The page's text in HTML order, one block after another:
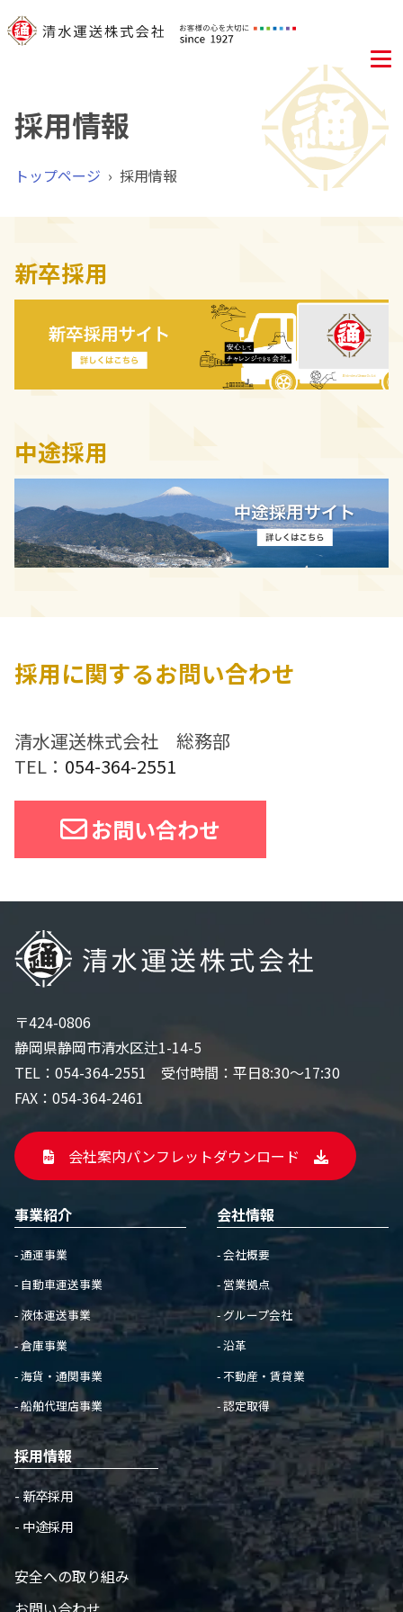
採用情報
トップページ › 採用情報
新卒採用
中途採用
採用に関するお問い合わせ
清水運送株式会社 総務部
TEL： 054-364-2551
お問い合わせ
〒424-0806
静岡県静岡市清水区辻1-14-5
TEL： 054-364-2551 受付時間：平日8:30〜17:30
FAX：054-364-2461
会社案内パンフレットダウンロード
事業紹介
- 通運事業
- 自動車運送事業
- 液体運送事業
- 倉庫事業
- 海貨・通関事業
- 船舶代理店事業
会社情報
- 会社概要
- 営業拠点
- グループ会社
- 沿革
- 不動産・賃貸業
- 認定取得
採用情報
- 新卒採用
- 中途採用
安全への取り組み